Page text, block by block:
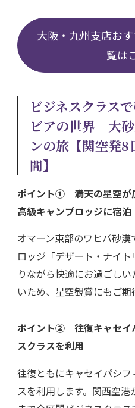
大阪・九州支店お
覧は
ビジネスクラス
ビアの世界 大
ンの旅【関空発8
間】
ポイント① 満天の星空が
高級キャンプロッジに宿泊
オマーン東部のワヒバ砂
ロッジ「デザート・ナイ
りながら快適にお過ごし
いため、星空観賞にもご期
ポイント②
往復キャセイ
スクラスを利用
往復ともにキャセイパシ
スを利用します。関西空